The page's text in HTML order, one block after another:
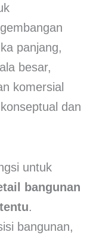
panjang,
besar,
komersial
dan
untuk
bangunan
.
bangunan,